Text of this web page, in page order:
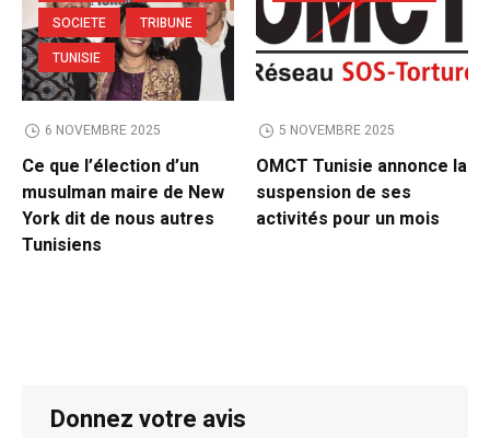
SOCIETE
TRIBUNE
TUNISIE
6 NOVEMBRE 2025
Ce que l’élection d’un
musulman maire de New
York dit de nous autres
Tunisiens
5 NOVEMBRE 2025
OMCT Tunisie annonce la
suspension de ses
activités pour un mois
Donnez votre avis